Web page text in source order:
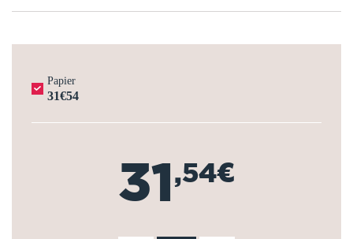
Papier
31€54
31,54€